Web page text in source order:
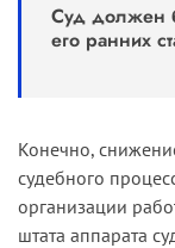
Суд должен
его ранних
Конечно,
судебного
организации
штата аппарата